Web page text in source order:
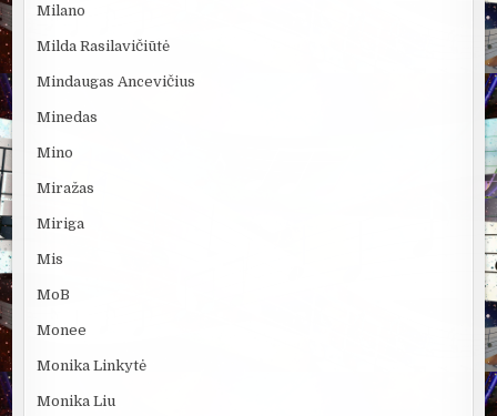
Milano
Milda Rasilavičiūtė
Mindaugas Ancevičius
Minedas
Mino
Miražas
Miriga
Mis
MoB
Monee
Monika Linkytė
Monika Liu